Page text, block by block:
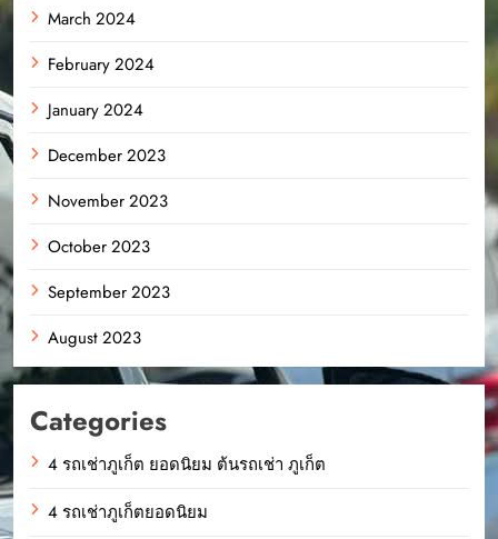
March 2024
February 2024
January 2024
December 2023
November 2023
October 2023
September 2023
August 2023
Categories
4 รถเช่าภูเก็ต ยอดนิยม ต้นรถเช่า ภูเก็ต
4 รถเช่าภูเก็ตยอดนิยม